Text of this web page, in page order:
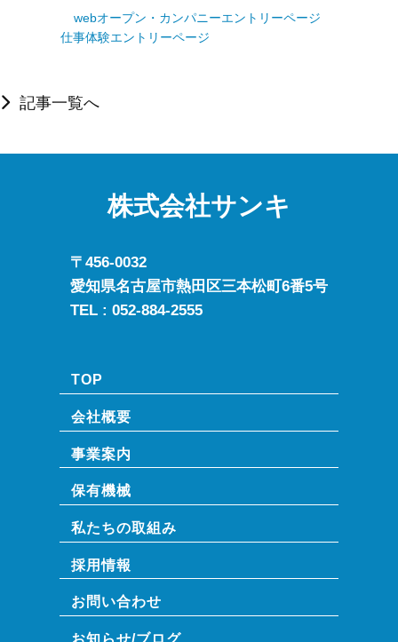
webオープン・カンパニーエントリーページ
仕事体験エントリーページ
記事一覧へ
株式会社サンキ
〒456-0032
愛知県名古屋市熱田区三本松町6番5号
TEL : 052-884-2555
TOP
会社概要
事業案内
保有機械
私たちの取組み
採用情報
お問い合わせ
お知らせ/ブログ